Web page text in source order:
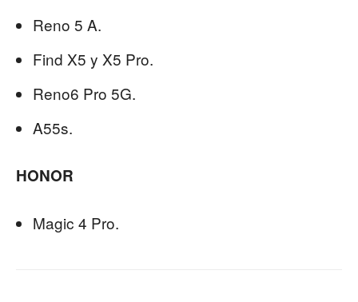
Reno 5 A.
Find X5 y X5 Pro.
Reno6 Pro 5G.
A55s.
HONOR
Magic 4 Pro.